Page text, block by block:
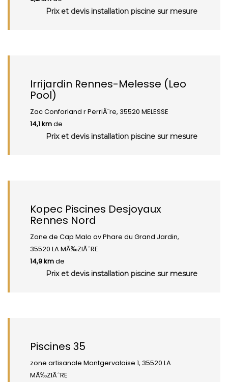
Prix et devis installation piscine sur mesure
Irrijardin Rennes-Melesse (Leo
Pool)
Zac Conforland r PerriÃ¨re, 35520 MELESSE
14,1 kmde
Prix et devis installation piscine sur mesure
Kopec Piscines Desjoyaux
Rennes Nord
Zone de Cap Malo av Phare du Grand Jardin,
35520 LA MÃ‰ZIÃˆRE
14,9 kmde
Prix et devis installation piscine sur mesure
Piscines 35
zone artisanale Montgervalaise 1, 35520 LA
MÃ‰ZIÃˆRE